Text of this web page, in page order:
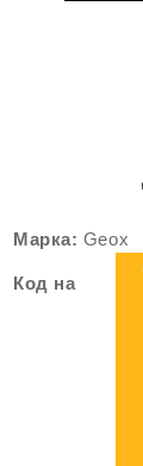
Марка: Geox
Код на